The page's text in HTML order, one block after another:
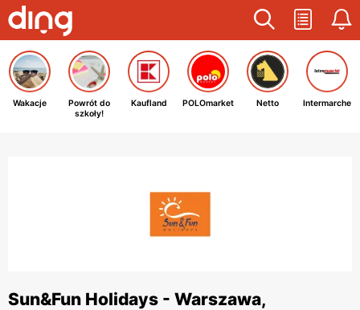
Wakacje
Powrót do
szkoły!
Kaufland POLOmarket Netto Intermarche
Sun&Fun Holidays - Warszawa,